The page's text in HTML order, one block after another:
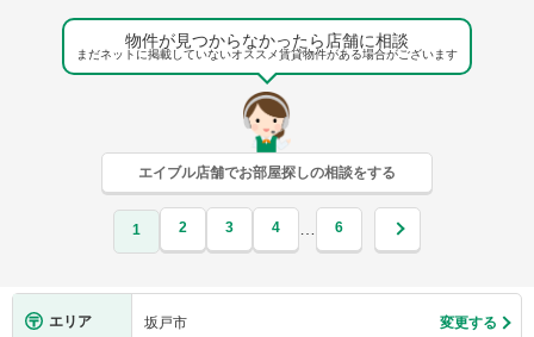
物件が見つからなかったら店舗に相談
まだネットに掲載していないオススメ賃貸物件がある場合がございます
エイブル店舗でお部屋探しの相談をする
1 2 3 4 … 6
エリア 坂戸市 変更する